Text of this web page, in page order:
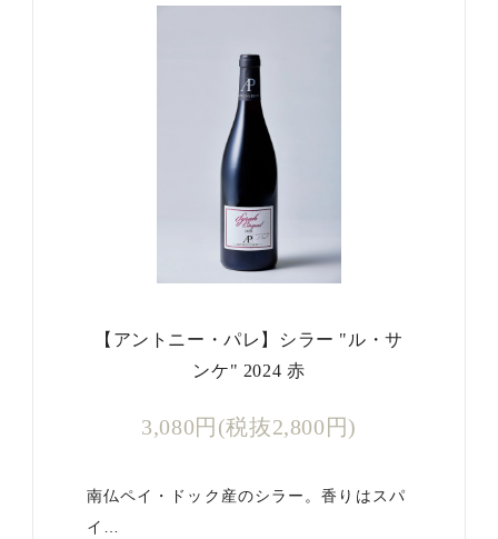
【アントニー・パレ】シラー "ル・サ
ンケ" 2024 赤
3,080円(税抜2,800円)
南仏ペイ・ドック産のシラー。香りはスパ
イ…